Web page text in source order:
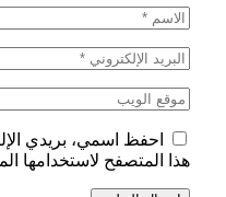
احفظ اسمي، بريدي
هذا المتصفح لاستخدامها